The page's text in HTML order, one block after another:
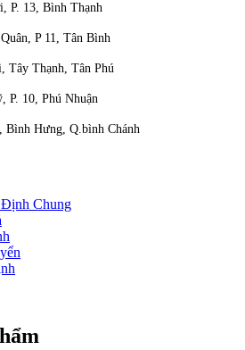
P. 13, Bình Thạnh
P 11, Tân Bình
Tây Thạnh, Tân Phú
P. 10, Phú Nhuận
Hưng, Q.bình Chánh
Chung